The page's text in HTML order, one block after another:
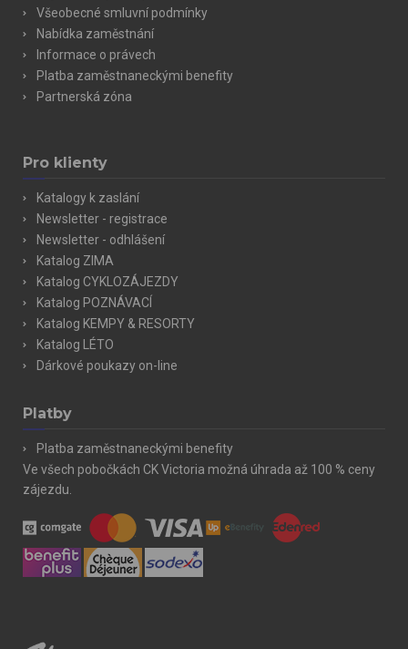
Všeobecné smluvní podmínky
Nabídka zaměstnání
Informace o právech
Platba zaměstnaneckými benefity
Partnerská zóna
Pro klienty
Katalogy k zaslání
Newsletter - registrace
Newsletter - odhlášení
Katalog ZIMA
Katalog CYKLOZÁJEZDY
Katalog POZNÁVACÍ
Katalog KEMPY & RESORTY
Katalog LÉTO
Dárkové poukazy on-line
Platby
Platba zaměstnaneckými benefity
Ve všech pobočkách CK Victoria možná úhrada až 100 % ceny
zájezdu.